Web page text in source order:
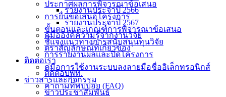
ประกาศผลการพิจารณาข้อเสนอ
การยื่นข้อเสนอโครงการ
ขั้นตอนและเกณฑ์การพิจารณาข้อเสนอ
ชี้แจงแนวทางการสนับสนุนทุนวิจัย
การรายงานผลและปิดโครงการ
คู่มือการใช้งานระบบลงลายมือชื่ออิเล็กทรอนิกส์
ข่าวสารและกิจกรรม
ข่าวประชาสัมพันธ์
รายงานประจำปี 2566
รายงานประจำปี 2567
คู่มือองค์ความรู้จากงานวิจัย
ตราสัญลักษณ์ที่เกี่ยวข้อง
ติดต่อเรา
ติดต่อบพท.
คำถามที่พบบ่อย (FAQ)